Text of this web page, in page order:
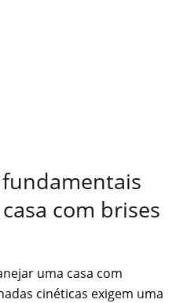
com brises
uma casa com
cinéticas exigem uma